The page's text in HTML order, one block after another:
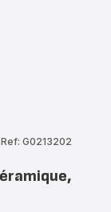
Ref: G0213202